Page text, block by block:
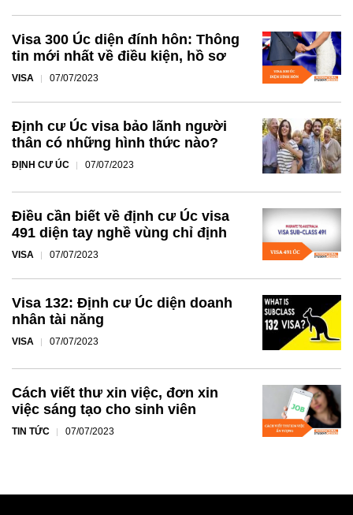
Visa 300 Úc diện đính hôn: Thông
tin mới nhất về điều kiện, hồ sơ
VISA 07/07/2023
Định cư Úc visa bảo lãnh người
thân có những hình thức nào?
ĐỊNH CƯ ÚC 07/07/2023
Điều cần biết về định cư Úc visa
491 diện tay nghề vùng chỉ định
VISA 07/07/2023
Visa 132: Định cư Úc diện doanh
nhân tài năng
VISA 07/07/2023
Cách viết thư xin việc, đơn xin
việc sáng tạo cho sinh viên
TIN TỨC 07/07/2023